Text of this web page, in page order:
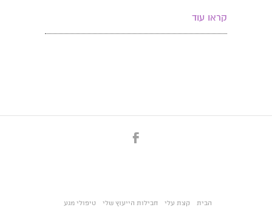
קראו עוד
הבית קצת עלי חבילות הייעוץ שלי טיפולי מגע